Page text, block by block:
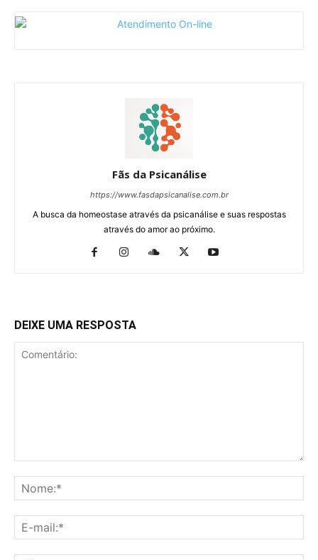
Fãs da Psicanálise
https://www.fasdapsicanalise.com.br
A busca da homeostase através da psicanálise e suas respostas
através do amor ao próximo.
DEIXE UMA RESPOSTA